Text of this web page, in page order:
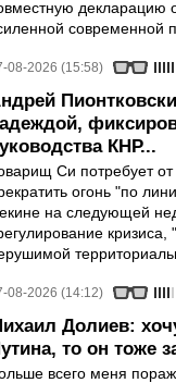
декларацию
современной
08-2026 (15:58)
КНР...
Си потребует
огонь "по
на следующей
08-2026 (14:12)
Долиев:
то он тоже
всего меня